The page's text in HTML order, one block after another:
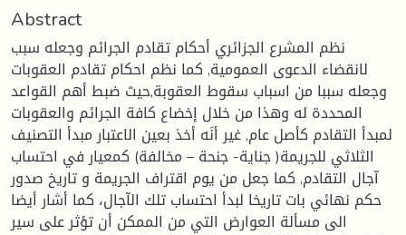
Abstract
نظم المشرع الجزائري أحكام تقادم الجرائم وجعله سبب
لانقضاء الدعوى العمومية, كما نظم احكام تقادم العقوبات
وجعله سببا من اسباب سقوط العقوبة,حيث ضبط أهم القواعد
المحددة له وهذا من خلال إخضاع كافة الجرائم والعقوبات
لمبدأ التقادم كأصل عام, غير أنَه أخذ بعين الاعتبار مبدأ التصنيف
الثلاثي للجريمة( جناية- جنحة – مخالفة) كمعيار في احتساب
آجال التقادم, كما جعل من يوم اقتراف الجريمة و تاريخ صدور
حكم نهائي بات تاريخا لبدأ احتساب تلك الآجال، كما أشار أيضا
الى مسألة العوارض التي من الممكن أن تؤثر على سير